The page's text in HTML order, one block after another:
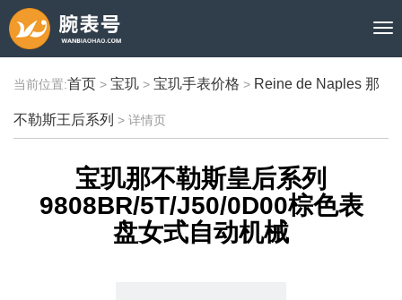
当前位置:首页 > 宝玑 > 宝玑手表价格 > Reine de Naples 那
不勒斯王后系列 > 详情页
宝玑那不勒斯皇后系列
9808BR/5T/J50/0D00棕色表
盘女式自动机械